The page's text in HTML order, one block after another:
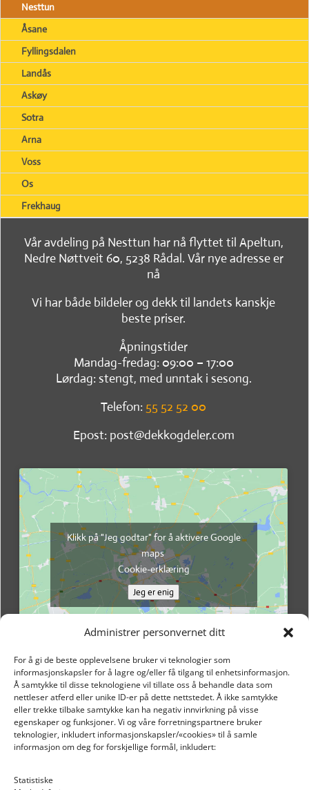
Administrer personvernet ditt
For å gi de beste opplevelsene bruker vi teknologier som
informasjonskapsler for å lagre og/eller få tilgang til enhetsinformasjon.
Å samtykke til disse teknologiene vil tillate oss å behandle data som
nettleser atferd eller unike ID-er på dette nettstedet. Å ikke samtykke
eller trekke tilbake samtykke kan ha negativ innvirkning på visse
egenskaper og funksjoner. Vi og våre forretningspartnere bruker
teknologier, inkludert informasjonskapsler/«cookies» til å samle
informasjon om deg for forskjellige formål, inkludert:
Statistiske
Nesttun
Åsane
Fyllingsdalen
Landås
Askøy
Sotra
Arna
Voss
Os
Frekhaug
Vår avdeling på Nesttun har nå flyttet til Apeltun,
Nedre Nøttveit 60, 5238 Rådal. Vår nye adresse er
nå
Vi har både bildeler og dekk til landets kanskje
beste priser.
Åpningstider
Mandag-fredag: 09:00 – 17:00
Lørdag: stengt, med unntak i sesong.
Telefon: 55 52 52 00
Epost: post@dekkogdeler.com
Klikk på "Jeg godtar" for å aktivere Google
maps
Cookie-erklæring
Jeg er enig